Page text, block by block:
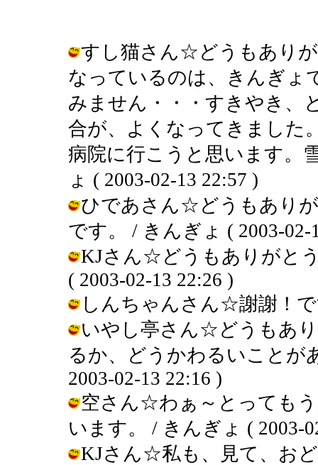
すし猫さん☆どうもあり
なっているのは、きんぎょ
みません・・・すきやき、
合が、よくなってきました
病院に行こうと思います。
ょ ( 2003-02-13 22:57 )
ひであさん☆どうもあり
です。 / きんぎょ ( 2003-02-
KJさん☆どうもありがと
( 2003-02-13 22:26 )
しんちゃんさん☆謝謝！で
いやし亭さん☆どうもあ
るか、どうかわるいことが
2003-02-13 22:16 )
空さん☆わぁ～とっても
います。 / きんぎょ ( 2003-
KJさん☆私も、見て、お